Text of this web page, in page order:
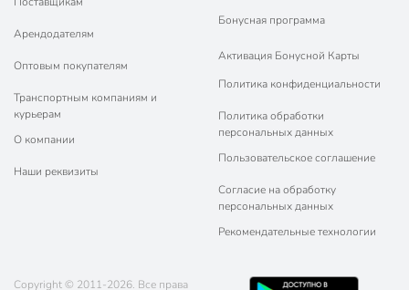
Арендодателям
Оптовым покупателям
Транспортным компаниям и
курьерам
О компании
Наши реквизиты
Бонусная программа
Активация Бонусной Карты
Политика конфиденциальности
Политика обработки
персональных данных
Пользовательское соглашение
Согласие на обработку
персональных данных
Рекомендательные технологии
Copyright © 2011-2026. Все права